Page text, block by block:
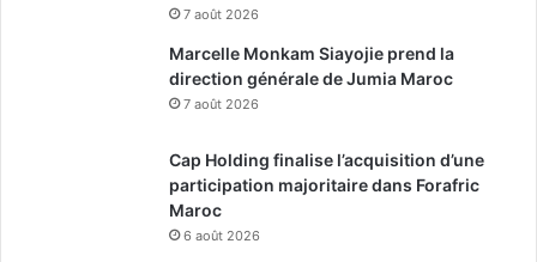
7 août 2026
Marcelle Monkam Siayojie prend la
direction générale de Jumia Maroc
7 août 2026
Cap Holding finalise l’acquisition d’une
participation majoritaire dans Forafric
Maroc
6 août 2026